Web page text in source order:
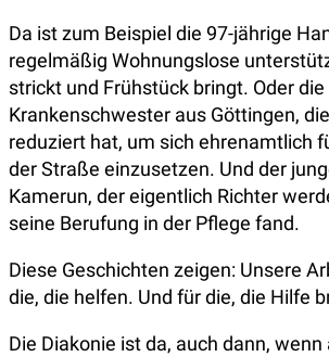
Da ist zum Beispiel die 97-jährige
regelmäßig Wohnungslose
strickt und Frühstück bringt. Oder die
Krankenschwester aus Göttingen,
reduziert hat, um sich ehrenamtlich
der Straße einzusetzen. Und der
Kamerun, der eigentlich Richter
seine Berufung in der Pflege fand.
Diese Geschichten zeigen: Unsere
die, die helfen. Und für die, die Hilfe
Die Diakonie ist da, auch dann, wenn